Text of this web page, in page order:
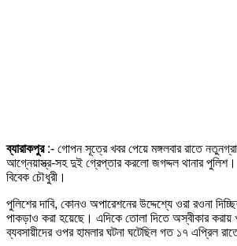
ব্যারাকপুর:- গোপন সূত্রে খবর পেয়ে মঙ্গলবার রাতে
আগ্নেয়াস্ত্র-সহ দুই গ্রেপ্তার করলো জগদ্দল থানার
বিবেক চৌধুরী।
পুলিশের দাবি, কোনও অপারেশনের উদ্দেশ্যে ওরা রওনা
পাকড়াও করা হয়েছে। এদিকে তোলা দিতে অস্বীকার করায়
ব্যবসায়ীদের ওপর হামলার ঘটনা ঘটেছিল গত ১৭ এপ্রিল